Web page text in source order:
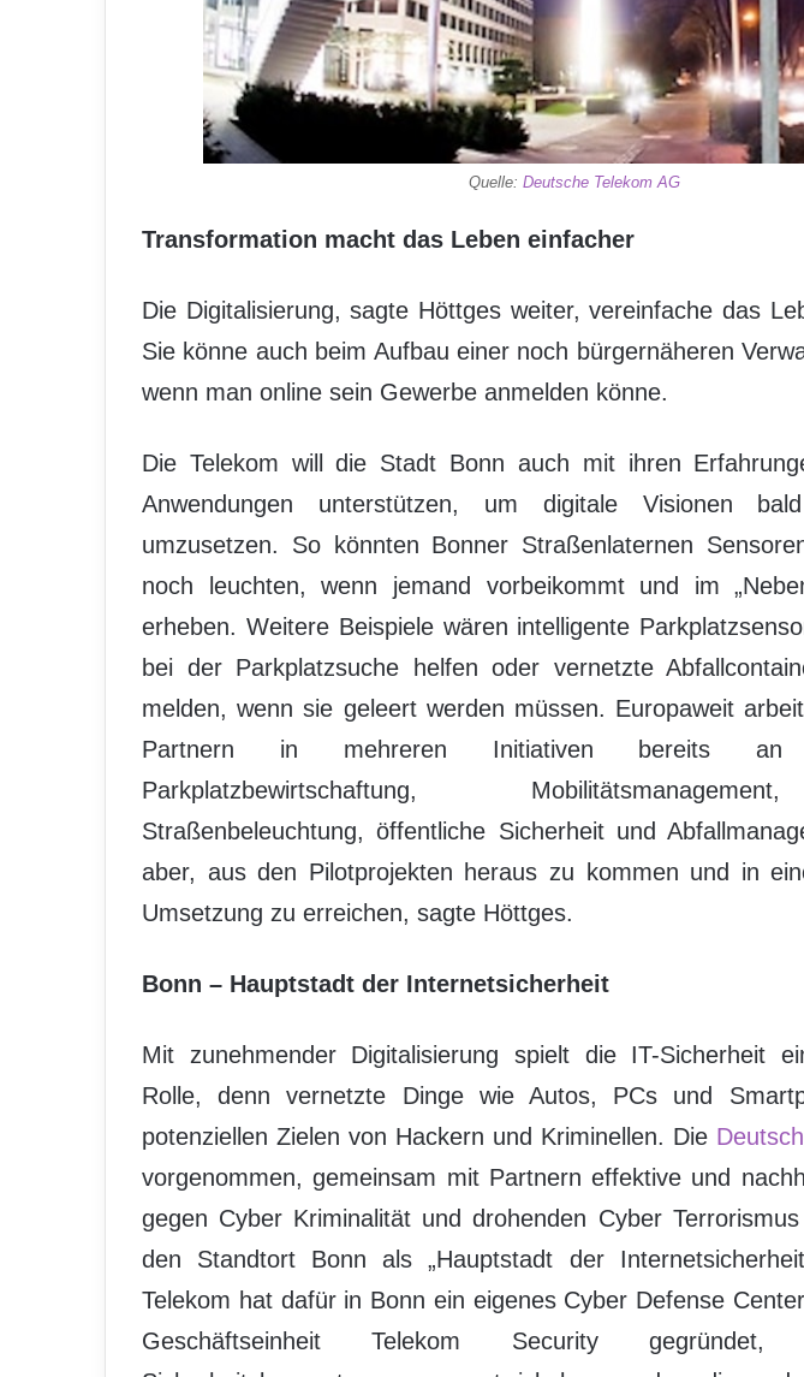
Quelle: Deutsche Telekom AG
Transformation macht das Leben einfacher
Die Digitalisierung, sagte Höttges weiter, vereinfache das
Sie könne auch beim Aufbau einer noch bürgernäheren
wenn man online sein Gewerbe anmelden könne.
Die Telekom will die Stadt Bonn auch mit ihren
Anwendungen unterstützen, um digitale Visionen
umzusetzen. So könnten Bonner Straßenlaternen
noch leuchten, wenn jemand vorbeikommt und im
erheben. Weitere Beispiele wären intelligente
bei der Parkplatzsuche helfen oder vernetzte
melden, wenn sie geleert werden müssen. Europaweit
Partnern in mehreren Initiativen bereits an
Parkplatzbewirtschaftung,
Straßenbeleuchtung, öffentliche Sicherheit und
aber, aus den Pilotprojekten heraus zu kommen und in
Umsetzung zu erreichen, sagte Höttges.
Bonn – Hauptstadt der Internetsicherheit
Mit zunehmender Digitalisierung spielt die IT-Sicherheit
Rolle, denn vernetzte Dinge wie Autos, PCs und
potenziellen Zielen von Hackern und Kriminellen. Die
vorgenommen, gemeinsam mit Partnern effektive und
gegen Cyber Kriminalität und drohenden Cyber
den Standtort Bonn als „Hauptstadt der
Telekom hat dafür in Bonn ein eigenes Cyber Defense
Geschäftseinheit Telekom Security